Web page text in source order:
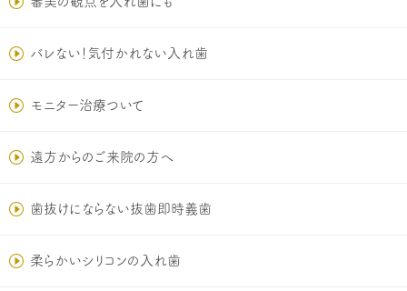
バレない！気付かれない入れ歯
モニター治療ついて
遠方からのご来院の方へ
歯抜けにならない抜歯即時義歯
柔らかいシリコンの入れ歯